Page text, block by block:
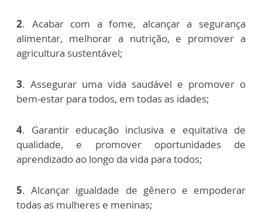
2. Acabar com a fome, alcançar a segurança
alimentar, melhorar a nutrição, e promover a
agricultura sustentável;
3. Assegurar uma vida saudável e promover o
bem-estar para todos, em todas as idades;
4. Garantir educação inclusiva e equitativa de
qualidade, e promover oportunidades de
aprendizado ao longo da vida para todos;
5. Alcançar igualdade de gênero e empoderar
todas as mulheres e meninas;